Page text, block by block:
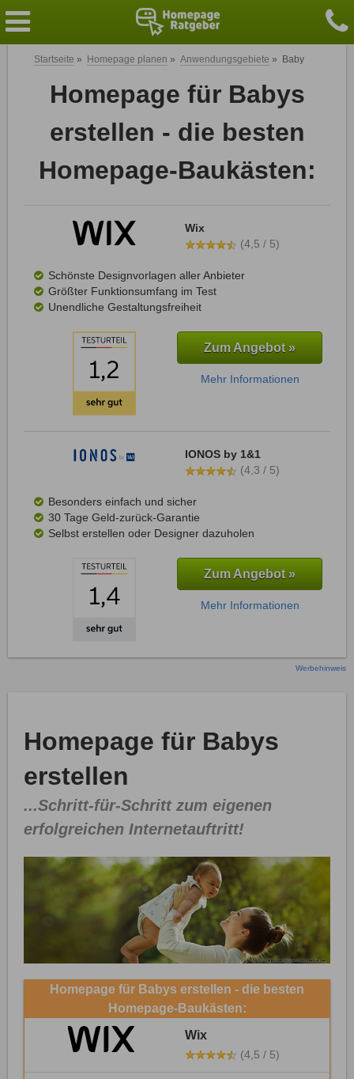
Startseite » Homepage planen » Anwendungsgebiete » Baby
Homepage für Babys
erstellen - die besten
Homepage-Baukästen:
Wix
(4,5 / 5)
Schönste Designvorlagen aller Anbieter
Größter Funktionsumfang im Test
Unendliche Gestaltungsfreiheit
Zum Angebot »
Mehr Informationen
IONOS by 1&1
(4,3 / 5)
Besonders einfach und sicher
30 Tage Geld-zurück-Garantie
Selbst erstellen oder Designer dazuholen
Zum Angebot »
Mehr Informationen
Werbehinweis
Homepage für Babys
erstellen
...Schritt-für-Schritt zum eigenen
erfolgreichen Internetauftritt!
Homepage für Babys erstellen - die besten
Homepage-Baukästen:
Wix
(4,5 / 5)